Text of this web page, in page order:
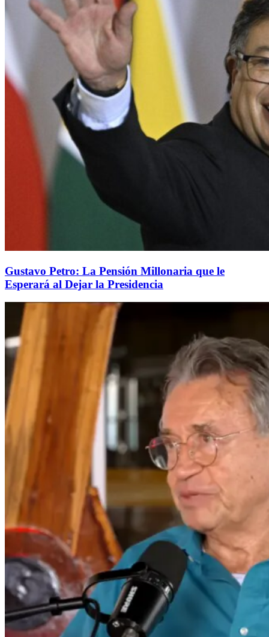
Gustavo Petro: La Pensión Millonaria que le
Esperará al Dejar la Presidencia